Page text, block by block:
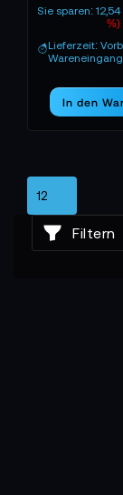
Sie sparen:
%)
Lieferzeit:
In den
Filtern